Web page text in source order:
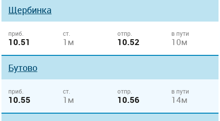
Щербинка
приб.
10.51
ст.
1м
отпр.
10.52
в пути
10м
Бутово
приб.
10.55
ст.
1м
отпр.
10.56
в пути
14м